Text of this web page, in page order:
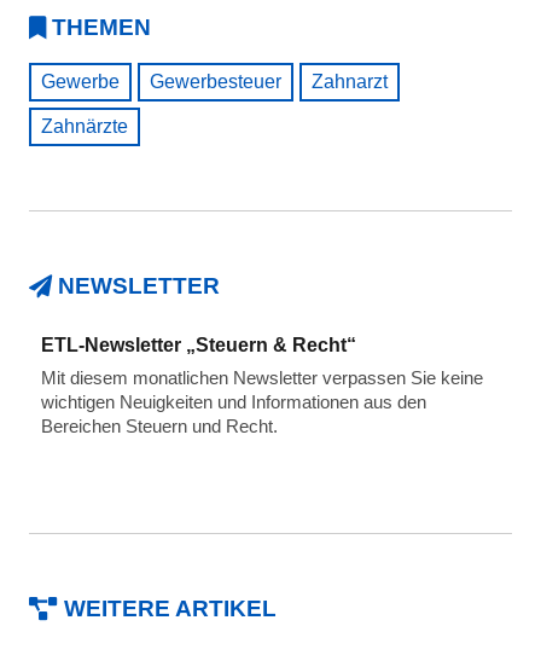
THEMEN
Gewerbe Gewerbesteuer Zahnarzt
Zahnärzte
NEWSLETTER
ETL-Newsletter „Steuern & Recht“
Mit diesem monatlichen Newsletter verpassen Sie keine
wichtigen Neuigkeiten und Informationen aus den
Bereichen Steuern und Recht.
WEITERE ARTIKEL